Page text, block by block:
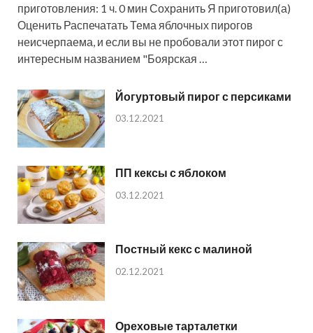
приготовления: 1 ч. 0 мин Сохранить Я приготовил(а)
Оценить Распечатать Тема яблочных пирогов
неисчерпаема, и если вы не пробовали этот пирог с
интересным названием "Боярская …
Йогуртовый пирог с персиками
03.12.2021
ПП кексы с яблоком
03.12.2021
Постный кекс с малиной
02.12.2021
Ореховые тарталетки